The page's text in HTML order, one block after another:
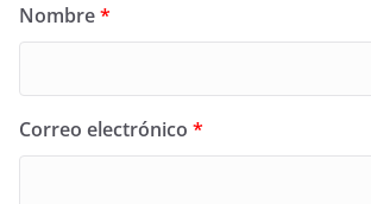
Nombre*
Correo electrónico *